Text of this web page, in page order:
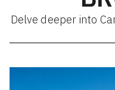
Delve deeper into